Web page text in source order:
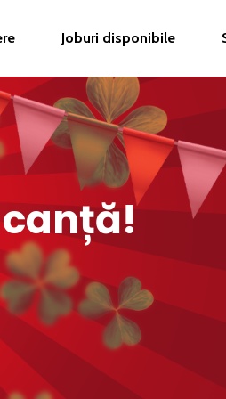
Joburi disponibile